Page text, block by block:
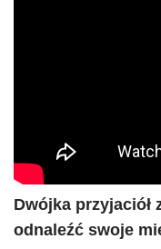
Dwójka przyjaciół
odnaleźć swoje